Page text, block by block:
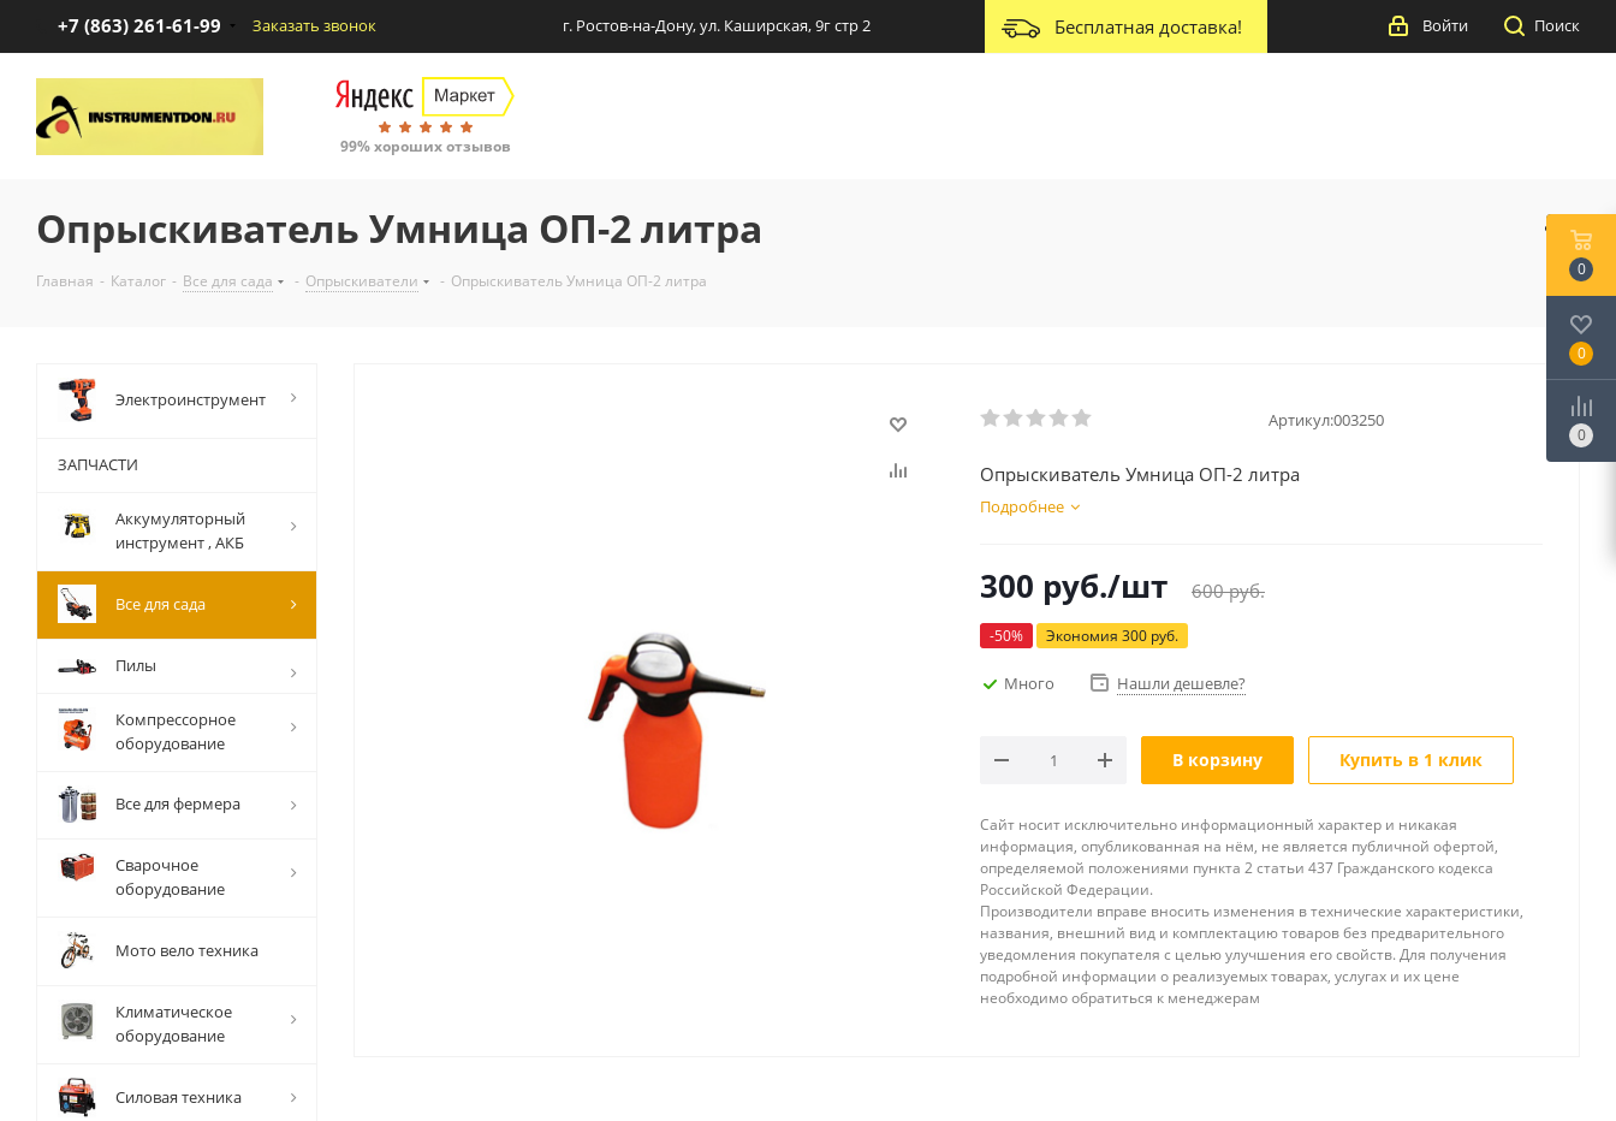
+7 (863) 261-61-99 Заказать звонок г. Ростов-на-Дону, ул. Каширская, 9г стр 2 Бесплатная доставка! Поиск
Войти
99% хороших отзывов
Опрыскиватель Умница ОП-2 литра
Главная - Каталог - Все для сада - Опрыскиватели - Опрыскиватель Умница ОП-2 литра
Артикул:003250
Опрыскиватель Умница ОП-2 литра
Подробнее
300 руб./шт 600руб.
-50% Экономия 300 руб.
Много Нашли дешевле?
В корзину Купить в 1 клик
Сайт носит исключительно информационный характер и никакая
информация, опубликованная на нём, не является публичной офертой,
определяемой положениями пункта 2 статьи 437 Гражданского кодекса
Российской Федерации.
Производители вправе вносить изменения в технические характеристики,
названия, внешний вид и комплектацию товаров без предварительного
уведомления покупателя с целью улучшения его свойств. Для получения
подробной информации о реализуемых товарах, услугах и их цене
необходимо обратиться к менеджерам
Электроинструмент
ЗАПЧАСТИ
Аккумуляторный
инструмент , АКБ
Все для сада
Пилы
Компрессорное
оборудование
Все для фермера
Сварочное
оборудование
Мото вело техника
Климатическое
оборудование
Силовая техника
0
0
0